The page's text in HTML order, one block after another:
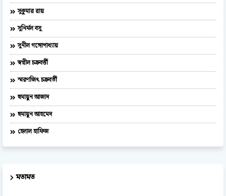
সুকুমার রায়
সুনির্মল বসু
সুনীল গঙ্গোপাধ্যায়
স্বপ্নীল চক্রবর্ত্তী
স্মরণজিৎ চক্রবর্তী
হুমায়ুন আজাদ
হুমায়ূন আহমেদ
হেলাল হাফিজ
মতামত